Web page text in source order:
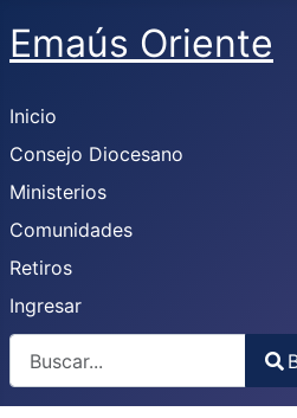
Emaús Oriente
Inicio
Consejo Diocesano
Ministerios
Comunidades
Retiros
Ingresar
Type 2 or more characters for